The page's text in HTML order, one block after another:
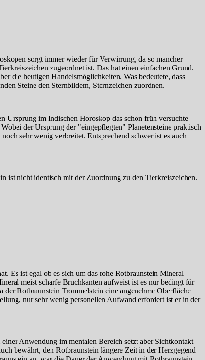
sorgt immer wieder für Verwirrung, da so mancher
zugeordnet ist. Das hat einen einfachen Grund.
die heutigen Handelsmöglichkeiten. Was bedeutete, dass
Steine den Sternbildern, Sternzeichen zuordnen.
Ursprung im Indischen Horoskop das schon früh versuchte
der Ursprung der "eingepflegten" Planetensteine praktisch
sehr wenig verbreitet. Entsprechend schwer ist es auch
ist nicht identisch mit der Zuordnung zu den Tierkreiszeichen.
Es ist egal ob es sich um das rohe Rotbraunstein Mineral
meist scharfe Bruchkanten aufweist ist es nur bedingt für
Rotbraunstein Trommelstein eine angenehme Oberfläche
nur sehr wenig personellen Aufwand erfordert ist er in der
Anwendung im mentalen Bereich setzt aber Sichtkontakt
bewährt, den Rotbraunstein längere Zeit in der Herzgegend